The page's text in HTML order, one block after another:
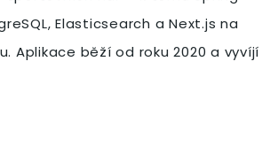
Elasticsearch a Next.js na
Aplikace běží od roku 2020 a vyvíjí